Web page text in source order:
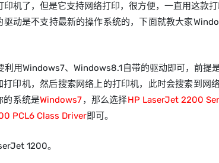
机了，但是它支持网络打印，很方便，一直用这款
动是不支持最新的操作系统的，下面就教大家
用Windows7、Windows8.1自带的驱动即可，前提
印机，然后搜索网络上的打印机，此时会搜索到网
的系统是Windows7，那么选择HP LaserJet 2200
PCL6 Class Driver即可。
1200。